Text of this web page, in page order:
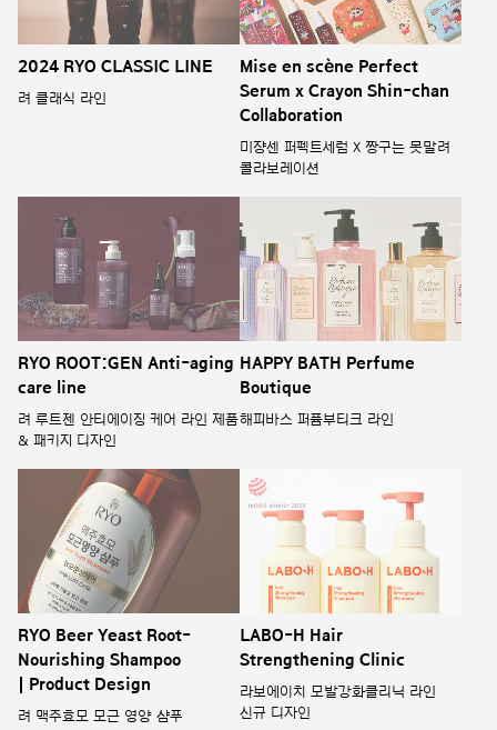
2024 RYO CLASSIC LINE
려 클래식 라인
Mise en scène Perfect
Serum x Crayon Shin-chan
Collaboration
미쟝센 퍼펙트세럼 X 짱구는 못말려
콜라보레이션
RYO ROOT:GEN Anti-aging
care line
려 루트젠 안티에이징 케어 라인 제품
& 패키지 디자인
HAPPY BATH Perfume
Boutique
해피바스 퍼퓸부티크 라인
RYO Beer Yeast Root-
Nourishing Shampoo
| Product Design
려 맥주효모 모근 영양 샴푸
LABO-H Hair
Strengthening Clinic
라보에이치 모발강화클리닉 라인
신규 디자인